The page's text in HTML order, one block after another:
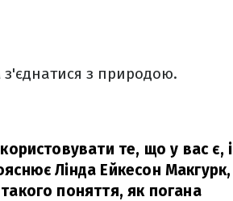
з'єднатися з природою.
те, що у вас є, і
Лінда Ейкесон Макгурк,
поняття, як погана